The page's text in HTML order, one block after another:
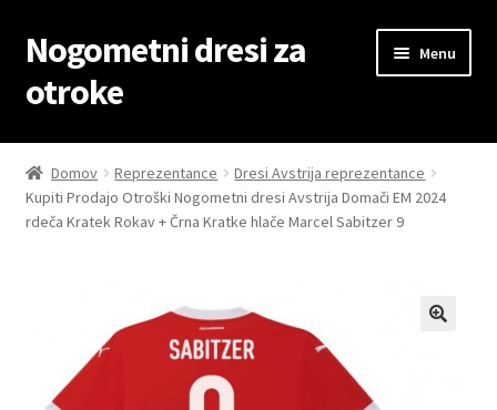
Skip
to
navigation
Skip
to
content
Nogometni dresi za
otroke
Menu
Domov
Blog
Moj račun
Domov Reprezentance
Dresi Avstrija reprezentance
Kupiti Prodajo Otroški Nogometni dresi Avstrija Domači EM 2024
rdeča Kratek Rokav + Črna Kratke hlače Marcel Sabitzer 9